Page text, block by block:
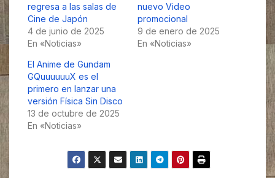
regresa a las salas de
Cine de Japón
4 de junio de 2025
En «Noticias»
nuevo Video
promocional
9 de enero de 2025
En «Noticias»
El Anime de Gundam
GQuuuuuuX es el
primero en lanzar una
versión Física Sin Disco
13 de octubre de 2025
En «Noticias»